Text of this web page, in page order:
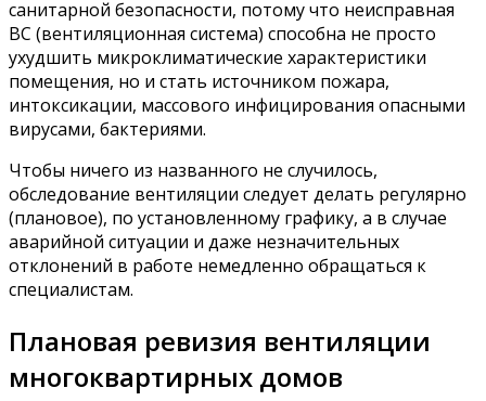
санитарной безопасности, потому что неисправная
ВС (вентиляционная система) способна не просто
ухудшить микроклиматические характеристики
помещения, но и стать источником пожара,
интоксикации, массового инфицирования опасными
вирусами, бактериями.
Чтобы ничего из названного не случилось,
обследование вентиляции следует делать регулярно
(плановое), по установленному графику, а в случае
аварийной ситуации и даже незначительных
отклонений в работе немедленно обращаться к
специалистам.
Плановая ревизия вентиляции
многоквартирных домов